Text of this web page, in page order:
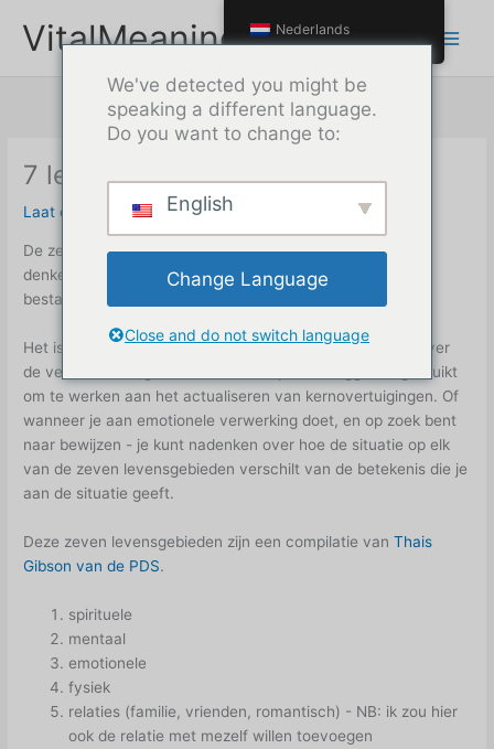
naarVitalMeaning
7 levensgebieden
Laat een reactie achter /PDS
De zeven levensgebieden is een snelkoppeling om na te
denken over de verschillende gebieden waaruit je leven
bestaat.
Het is nuttig om deze lijst te gebruiken en na te denken over
de verschillende gebieden wanneer je autosuggestie gebruikt
om te werken aan het actualiseren van kernovertuigingen. Of
wanneer je aan emotionele verwerking doet, en op zoek bent
naar bewijzen - je kunt nadenken over hoe de situatie op elk
van de zeven levensgebieden verschilt van de betekenis die je
aan de situatie geeft.
Deze zeven levensgebieden zijn een compilatie vanThais
Gibson van de PDS.
spirituele
mentaal
emotionele
fysiek
relaties (familie, vrienden, romantisch) - NB: ik zou hier
ook de relatie met mezelf willen toevoegen
Nederlands
We've detected you might be
speaking a different language.
Do you want to change to:
English
Change Language
Close and do not switch language